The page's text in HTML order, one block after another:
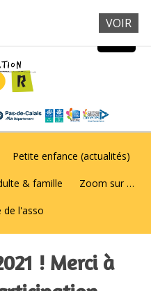
Petite enfance (actualités)
& famille Zoom sur …
de l'asso
! Merci à
VOIR